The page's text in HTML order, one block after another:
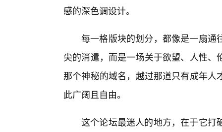
感的深色调设计。
每一格版块的划分，都像是一扇通
尖的消遣，而是一场关于欲望、人性
那个神秘的域名，越过那道只有成年
此广阔且自由。
这个论坛最迷人的地方，在于它打